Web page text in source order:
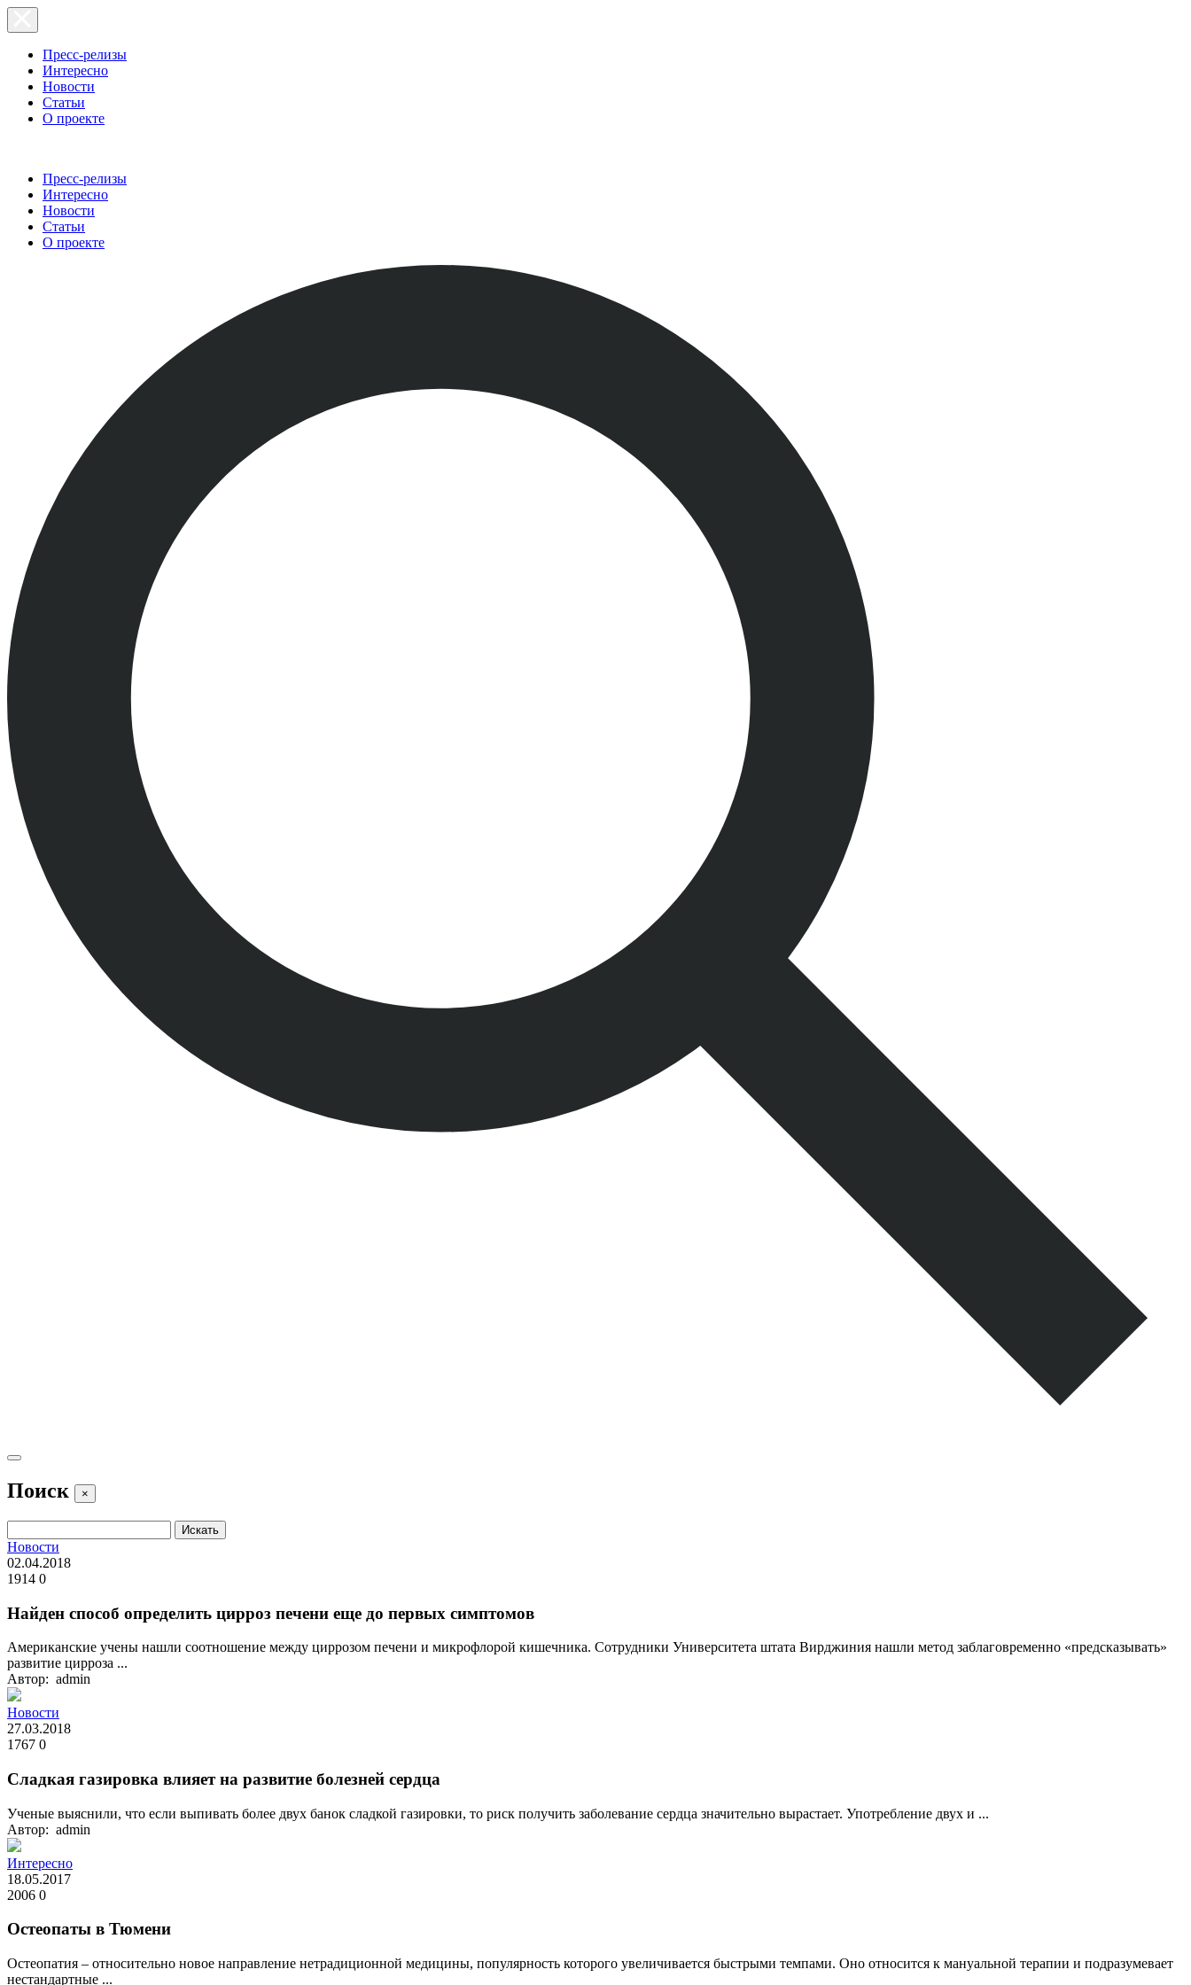
Пресс-релизы
Интересно
Новости
Статьи
О проекте
Пресс-релизы
Интересно
Новости
Статьи
О проекте
Поиск ×
Новости
02.04.2018
1914 0
Найден способ определить цирроз печени еще до первых симптомов
Американские учены нашли соотношение между циррозом печени и микрофлорой кишечника. Сотрудники Университета штата Вирджиния нашли метод заблаговременно «предсказывать»
развитие цирроза ...
Автор: admin
Новости
27.03.2018
1767 0
Сладкая газировка влияет на развитие болезней сердца
Ученые выяснили, что если выпивать более двух банок сладкой газировки, то риск получить заболевание сердца значительно вырастает. Употребление двух и ...
Автор: admin
Интересно
18.05.2017
2006 0
Остеопаты в Тюмени
Остеопатия – относительно новое направление нетрадиционной медицины, популярность которого увеличивается быстрыми темпами. Оно относится к мануальной терапии и подразумевает
нестандартные ...